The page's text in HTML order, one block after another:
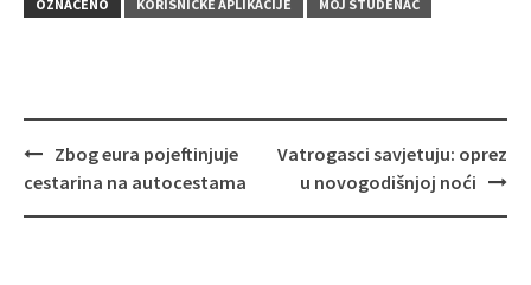
OZNAČENO
KORISNIČKE APLIKACIJE MOJ STUDENAC
Navigacija
objava
Zbog eura pojeftinjuje
cestarina na autocestama
Vatrogasci savjetuju: oprez
u novogodišnjoj noći